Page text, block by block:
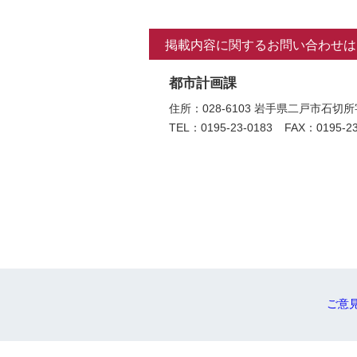
掲載内容に関するお問い合わせ
都市計画課
住所：028-6103 岩手県二戸市石切
TEL：0195-23-0183
FAX：0195-
ご意